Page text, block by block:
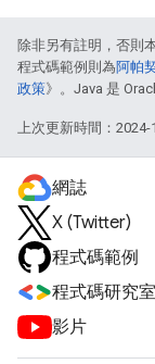
除非另有註明，否則
程式碼範例則為阿帕
政策》。Java 是
上次更新時間：2024-
網誌
X (Twitter)
程式碼範例
程式碼研究室
影片